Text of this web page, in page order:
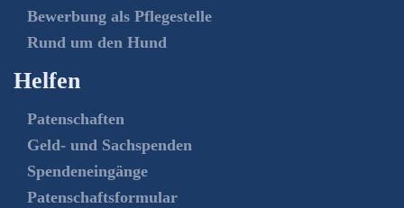
Bewerbung als Pflegestelle
Rund um den Hund
Helfen
Patenschaften
Geld- und Sachspenden
Spendeneingänge
Patenschaftsformular